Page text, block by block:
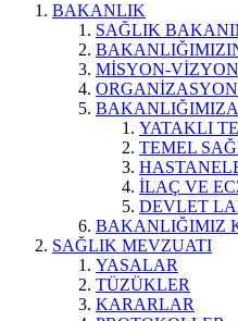
BAKANLIK
SAĞLIK
MİSYON-
YATAKLI
TEMEL
İLAÇ VE
DEVLET
BAKANLIĞIMIZ
SAĞLIK MEVZUATI
YASALAR
TÜZÜKLER
KARARLAR